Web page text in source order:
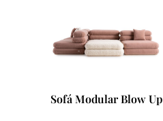
Up
Mesa de